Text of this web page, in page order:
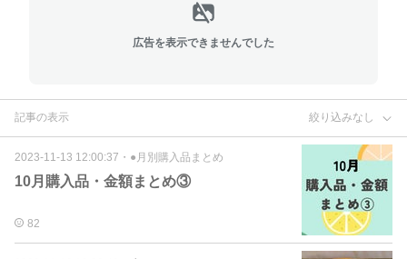
広告を表示できませんでした
記事の表示 絞り込みなし
2023-11-13 12:00:37 ・ ●月別購入品まとめ
10月購入品・金額まとめ③
82